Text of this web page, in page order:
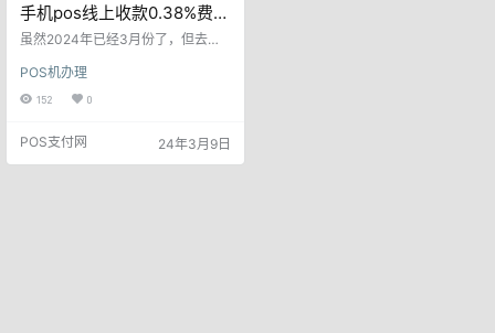
手机pos线上收款0.38%费率
超级好用！方便！快捷！
虽然2024年已经3月份了，但去年2
一直在的，而且影响非常大，很多
支付公司产品也有了很大调整，受
2024年政策还没有完全稳定，大家
可以注册以下几个好用稳定费率低
POS机办理
152 0
POS支付网 24年3月9日